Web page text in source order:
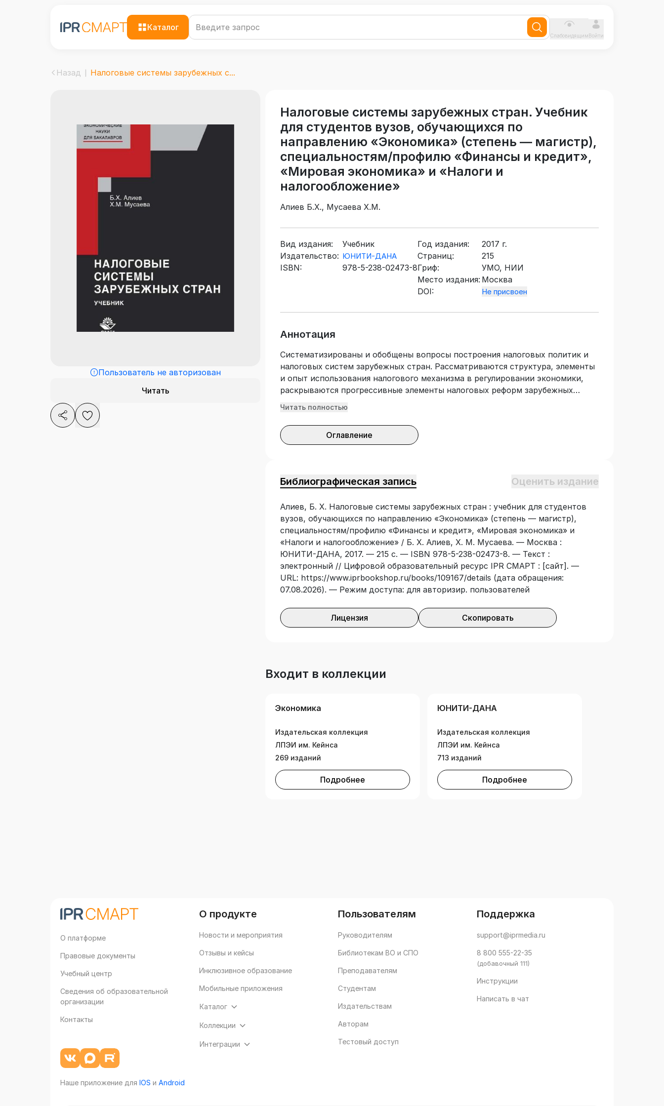
Каталог
СлабовидящимВойти
Назад Налоговые системы зарубежных с...
Пользователь не авторизован
Читать
Налоговые системы зарубежных стран. Учебник
для студентов вузов, обучающихся по
направлению «Экономика» (степень — магистр),
специальностям/профилю «Финансы и кредит»,
«Мировая экономика» и «Налоги и
налогообложение»
Алиев Б.Х., Мусаева Х.М.
Вид издания:
Учебник
Издательство: ЮНИТИ-ДАНА
ISBN: 978-5-238-02473-8
Год издания:
2017 г.
Страниц:
215
Гриф:
УМО, НИИ
Место издания: Москва
DOI:
Не присвоен
Аннотация
Систематизированы и обобщены вопросы построения налоговых политик и
налоговых систем зарубежных стран. Рассматриваются структура, элементы
и опыт использования налогового механизма в регулировании экономики,
раскрываются прогрессивные элементы налоговых реформ зарубежных
стран. Показаны тенденции развития налоговых систем индустриальных
Особое место уделено налоговым системам стран СНГ и проблемам их
гармонизации на современном этапе. Для магистров, студентов и
Читать полностью
Оглавление
Библиографическая запись Оценить издание
Алиев, Б. Х. Налоговые системы зарубежных стран : учебник для студентов
вузов, обучающихся по направлению «Экономика» (степень — магистр),
специальностям/профилю «Финансы и кредит», «Мировая экономика» и
«Налоги и налогообложение» / Б. Х. Алиев, Х. М. Мусаева. — Москва :
ЮНИТИ-ДАНА, 2017. — 215 с. — ISBN 978-5-238-02473-8. — Текст :
электронный // Цифровой образовательный ресурс IPR СМАРТ : [сайт]. —
URL: https://www.iprbookshop.ru/books/109167/details (дата обращения:
07.08.2026). — Режим доступа: для авторизир. пользователей
Лицензия Скопировать
Входит в коллекции
Экономика
Издательская коллекция
ЛПЭИ им. Кейнса
269 изданий
Подробнее
ЮНИТИ-ДАНА
Издательская коллекция
ЛПЭИ им. Кейнса
713 изданий
Подробнее
О платформе
Правовые документы
Учебный центр
Сведения об образовательной
организации
Контакты
Наше приложение для IOS и Android
О продукте
Новости и мероприятия
Отзывы и кейсы
Инклюзивное образование
Мобильные приложения
Каталог
Коллекции
Интеграции
Пользователям
Руководителям
Библиотекам ВО и СПО
Преподавателям
Студентам
Издательствам
Авторам
Тестовый доступ
Поддержка
support@iprmedia.ru
8 800 555-22-35
(добавочный 111)
Инструкции
Написать в чат